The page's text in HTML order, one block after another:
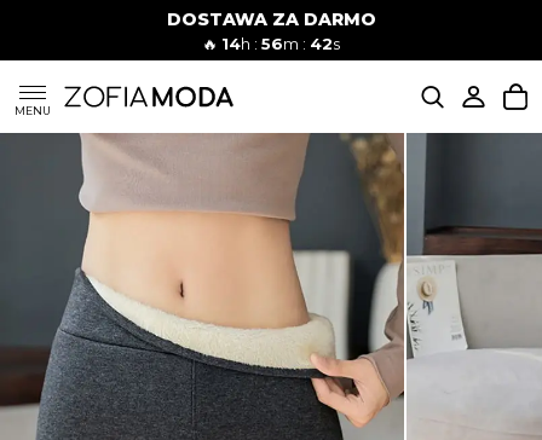
DOSTAWA ZA DARMO
🔥14h :56m :41s
MENU
SUKIENKI
KOMPLETY
SZORTY
MODA PLAŻOWA